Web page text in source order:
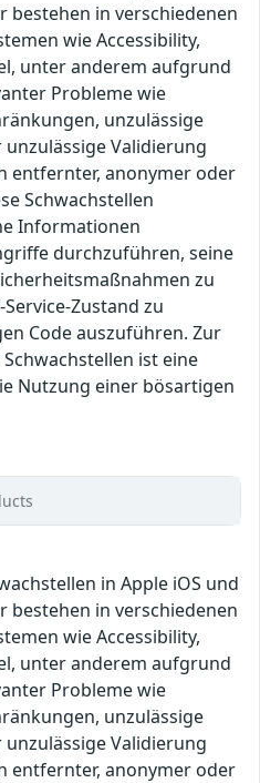
bestehen in verschiedenen
wie Accessibility,
unter anderem aufgrund
Probleme wie
unzulässige
Validierung
entfernter, anonymer oder
Schwachstellen
Informationen
durchzuführen, seine
zu
Zustand zu
Code auszuführen. Zur
ist eine
Nutzung einer bösartigen
in Apple iOS und
bestehen in verschiedenen
wie Accessibility,
unter anderem aufgrund
Probleme wie
unzulässige
Validierung
entfernter, anonymer oder